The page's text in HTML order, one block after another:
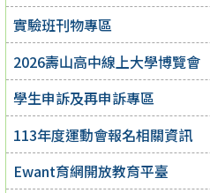
實驗班刊物專區
2026壽山高中線上大學博覽會
學生申訴及再申訴專區
113年度運動會報名相關資訊
Ewant育網開放教育平臺